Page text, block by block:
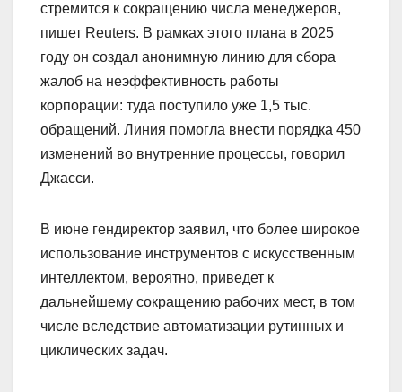
стремится к сокращению числа менеджеров,
пишет Rеuters. В рамках этого плана в 2025
году он создал анонимную линию для сбора
жалоб на неэффективность работы
корпорации: туда поступило уже 1,5 тыс.
обращений. Линия помогла внести порядка 450
изменений во внутренние процессы, говорил
Джасси.
В июне гендиректор заявил, что более широкое
использование инструментов с искусственным
интеллектом, вероятно, приведет к
дальнейшему сокращению рабочих мест, в том
числе вследствие автоматизации рутинных и
циклических задач.